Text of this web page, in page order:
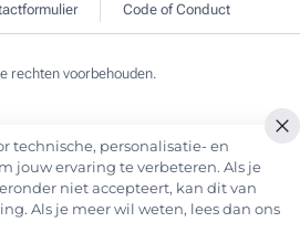
Code of Conduct
rechten voorbehouden.
technische, personalisatie- en
jouw ervaring te verbeteren. Als je
niet accepteert, kan dit van
Als je meer wil weten, lees dan ons